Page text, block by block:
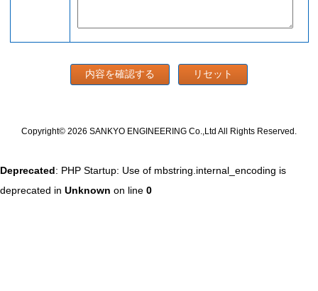
Copyright© 2026 SANKYO ENGINEERING Co.,Ltd All Rights Reserved.
Deprecated: PHP Startup: Use of mbstring.internal_encoding is
deprecated in Unknown on line 0